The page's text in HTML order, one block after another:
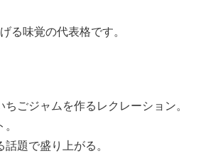
る味覚の代表格です。
ごジャムを作るレクレーション。
題で盛り上がる。